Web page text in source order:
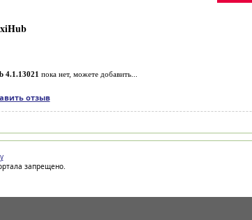
4.1.13021 пока нет, можете добавить...
отзыв
запрещено.